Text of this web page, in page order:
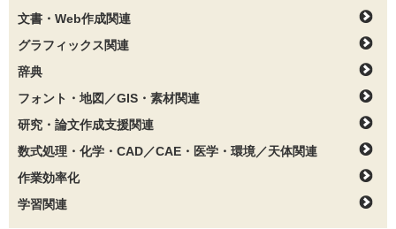
文書・Web作成関連
グラフィックス関連
辞典
フォント・地図／GIS・素材関連
研究・論文作成支援関連
数式処理・化学・CAD／CAE・医学・環境／天体関連
作業効率化
学習関連